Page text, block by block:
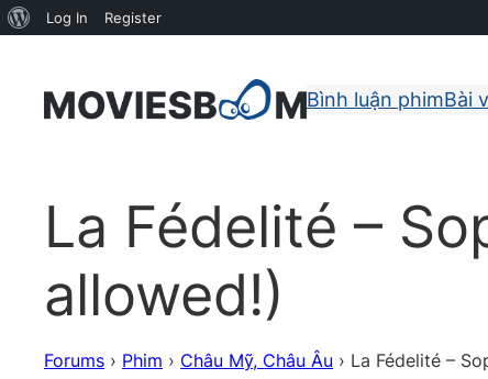
Bình luận phimBài
La Fédelité –
allowed!)
Forums › Phim › Châu Mỹ, Châu Âu › La Fédelité –
About
Log In Register